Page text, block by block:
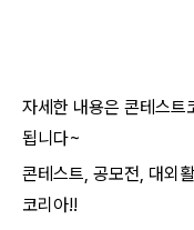
자세한 내용은 콘테스트
됩니다~​
콘테스트, 공모전, 대외
코리아!!